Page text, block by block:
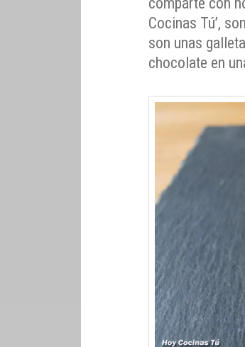
Cocinas Tú’,
son unas
chocolate en